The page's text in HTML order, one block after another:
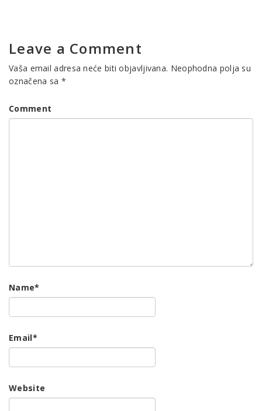
Leave a Comment
Vaša email adresa neće biti objavljivana. Neophodna polja su
označena sa *
Comment
Name*
Email*
Website